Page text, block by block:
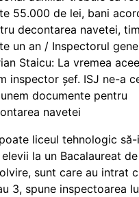
55.000 de lei, bani
decontarea navetei,
un an / Inspectorul
Staicu: La vremea
inspector șef. ISJ ne-a
documente pentru
navetei
liceul tehnologic
la un Bacalaureat de
sunt care au intrat
3, spune inspectoarea